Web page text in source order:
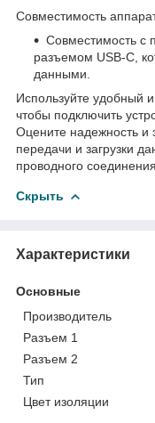
Совместимость
Совместимость
разъемом USB-C,
данными.
Используйте удобный
чтобы подключить
Оцените надежность и
передачи и загрузки
проводного
Скрыть
Характеристики
Основные
Производитель
Разъем 1
Разъем 2
Тип
Цвет изоляции